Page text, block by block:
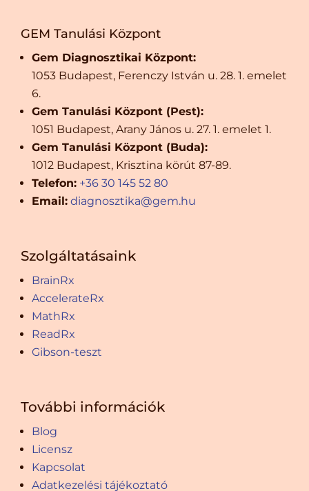
GEM Tanulási Központ
Gem Diagnosztikai Központ:
1053 Budapest, Ferenczy István u. 28. 1. emelet
6.
Gem Tanulási Központ (Pest):
1051 Budapest, Arany János u. 27. 1. emelet 1.
Gem Tanulási Központ (Buda):
1012 Budapest, Krisztina körút 87-89.
Telefon: +36 30 145 52 80
Email: diagnosztika@gem.hu
Szolgáltatásaink
BrainRx
AccelerateRx
MathRx
ReadRx
Gibson-teszt
További információk
Blog
Licensz
Kapcsolat
Adatkezelési tájékoztató